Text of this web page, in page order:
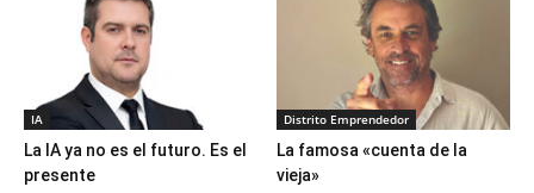
IA
La IA ya no es el futuro. Es el
presente
Distrito Emprendedor
La famosa «cuenta de la
vieja»